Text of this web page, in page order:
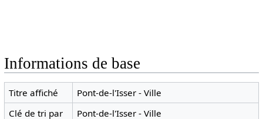
Informations de base
Titre affiché
Pont-de-l'Isser - Ville
Clé de tri par
Pont-de-l'Isser - Ville